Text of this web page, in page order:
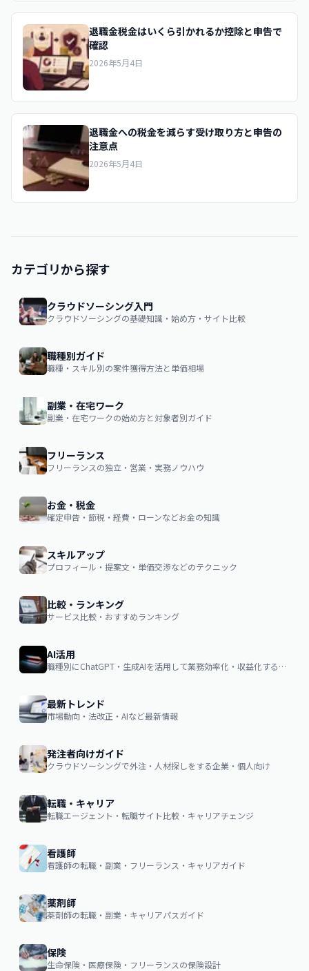
退職金税金はいくら引かれるか控除と申告で
確認
2026年5月4日
退職金への税金を減らす受け取り方と申告の
注意点
2026年5月4日
カテゴリから探す
クラウドソーシング入門
クラウドソーシングの基礎知識・始め方・サイト比較
職種別ガイド
職種・スキル別の案件獲得方法と単価相場
副業・在宅ワーク
副業・在宅ワークの始め方と対象者別ガイド
フリーランス
フリーランスの独立・営業・実務ノウハウ
お金・税金
確定申告・節税・経費・ローンなどお金の知識
スキルアップ
プロフィール・提案文・単価交渉などのテクニック
比較・ランキング
サービス比較・おすすめランキング
AI活用
職種別にChatGPT・生成AIを活用して業務効率化・収益化するノウハウ
最新トレンド
市場動向・法改正・AIなど最新情報
発注者向けガイド
クラウドソーシングで外注・人材探しをする企業・個人向け
転職・キャリア
転職エージェント・転職サイト比較・キャリアチェンジ
看護師
看護師の転職・副業・フリーランス・キャリアガイド
薬剤師
薬剤師の転職・副業・キャリアパスガイド
保険
生命保険・医療保険・フリーランスの保険設計